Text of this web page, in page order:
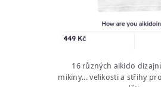
16 různých aikido
mikiny... velikosti a střihy